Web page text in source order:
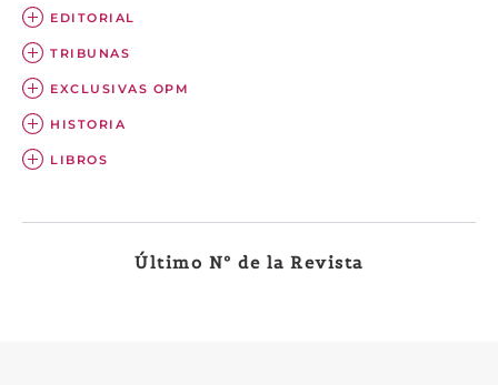
EDITORIAL
TRIBUNAS
EXCLUSIVAS OPM
HISTORIA
LIBROS
Último Nº de la Revista